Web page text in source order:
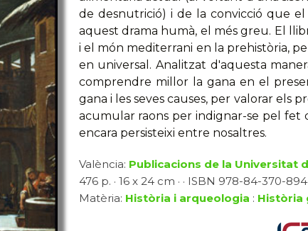
de desnutrició) i de la convicció que
aquest drama humà, el més greu. El
i el món mediterrani en la prehistòria,
en universal. Analitzat d'aquesta
comprendre millor la gana en el
gana i les seves causes, per valorar els
acumular raons per indignar-se pel fet
encara persisteixi entre nosaltres.
València: Publicacions de la Universitat
476 p. · 16 x 24 cm · · ISBN 978-84-370-
Matèria: Història i arqueologia : Història